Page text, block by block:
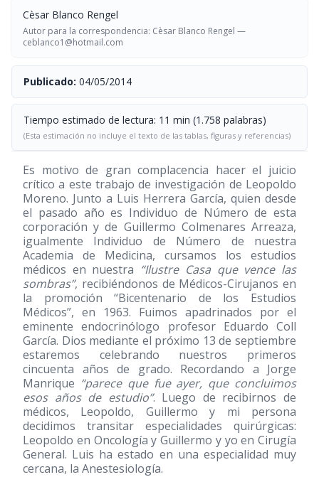
Cèsar Blanco Rengel
Autor para la correspondencia: Cèsar Blanco Rengel —
ceblanco1@hotmail.com
Publicado: 04/05/2014
Tiempo estimado de lectura: 11 min (1.758 palabras)
(Esta estimación no incluye el texto de las tablas, figuras y referencias)
Es motivo de gran complacencia hacer el juicio
crítico a este trabajo de investigación de Leopoldo
Moreno. Junto a Luis Herrera García, quien desde
el pasado año es Individuo de Número de esta
corporación y de Guillermo Colmenares Arreaza,
igualmente Individuo de Número de nuestra
Academia de Medicina, cursamos los estudios
médicos en nuestra “Ilustre Casa que vence las
sombras”, recibiéndonos de Médicos-Cirujanos en
la promoción “Bicentenario de los Estudios
Médicos”, en 1963. Fuimos apadrinados por el
eminente endocrinólogo profesor Eduardo Coll
García. Dios mediante el próximo 13 de septiembre
estaremos celebrando nuestros primeros
cincuenta años de grado. Recordando a Jorge
Manrique “parece que fue ayer, que concluimos
esos años de estudio”. Luego de recibirnos de
médicos, Leopoldo, Guillermo y mi persona
decidimos transitar especialidades quirúrgicas:
Leopoldo en Oncología y Guillermo y yo en Cirugía
General. Luis ha estado en una especialidad muy
cercana, la Anestesiología.